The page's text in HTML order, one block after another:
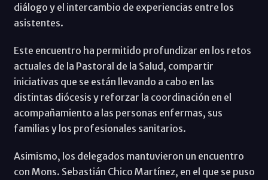
diálogo y el intercambio de experiencias entre los
asistentes.
Este encuentro ha permitido profundizar en los retos
actuales de la Pastoral de la Salud, compartir
iniciativas que se están llevando a cabo en las
distintas diócesis y reforzar la coordinación en el
acompañamiento a las personas enfermas, sus
familias y los profesionales sanitarios.
Asimismo, los delegados mantuvieron un encuentro
con Mons. Sebastián Chico Martínez, en el que se puso